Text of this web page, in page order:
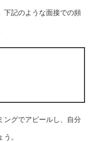
下記のような面接での頻
ングでアピールし、自分
。